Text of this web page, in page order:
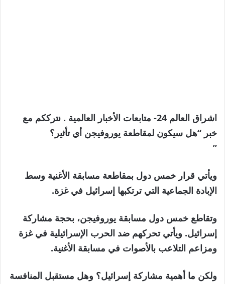
اشراق العالم 24- متابعات الأخبار العالمية . نترككم مع
خبر “هل سيكون لمقاطعة يوروفيجن أي تأثير؟
”
ويأتي قرار خمس دول بمقاطعة مسابقة الأغنية وسط
الإبادة الجماعية التي ترتكبها إسرائيل في غزة.
وتقاطع خمس دول مسابقة يوروفيجن، بحجة مشاركة
إسرائيل. ويأتي تحركهم ضد الحرب الإسرائيلية في غزة
ومزاعم التلاعب بالأصوات في مسابقة الأغنية.
ولكن ما أهمية مشاركة إسرائيل؟ وهل مستقبل المنافسة